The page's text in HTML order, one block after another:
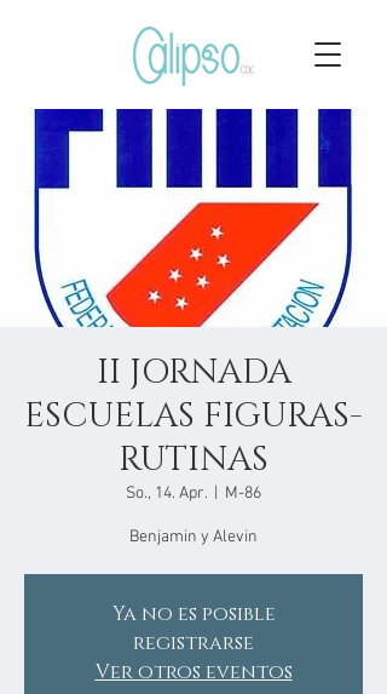
II JORNADA
ESCUELAS FIGURAS-
RUTINAS
So., 14. Apr. M-86
Benjamin y Alevin
Ya no es posible
registrarse
Ver otros eventos